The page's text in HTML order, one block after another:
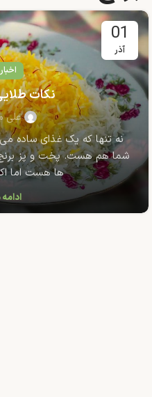
01
آذر
نکات
علی
نه تنها که یک غذای ساده
شما هم هست. پخت و پز
ها هست اما